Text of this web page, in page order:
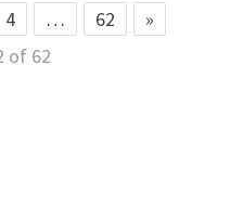
4 … 62
»
of 62